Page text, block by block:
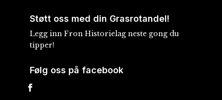
Støtt oss med din Grasrotandel!
Legg inn Fron Historielag neste gong du
tipper!
Følg oss på facebook